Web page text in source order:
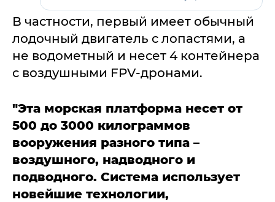
В частности, первый имеет обычный
лодочный двигатель с лопастями, а
не водометный и несет 4 контейнера
с воздушными FPV-дронами.
"Эта морская платформа несет от
500 до 3000 килограммов
вооружения разного типа –
воздушного, надводного и
подводного. Система использует
новейшие технологии,